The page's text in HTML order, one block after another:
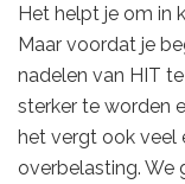
Het helpt je om in
Maar voordat je
nadelen van HIT
sterker te worden
het vergt ook veel
overbelasting. We